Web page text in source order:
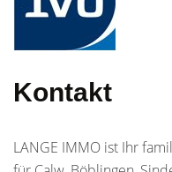
Kontakt
LANGE IMMO ist Ihr